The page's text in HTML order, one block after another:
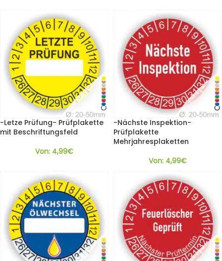
-Letze Prüfung- Prüfplakette
mit Beschriftungsfeld
Von: 4,99€
-Nächste Inspektion-
Prüfplakette
Mehrjahresplaketten
Von: 4,99€